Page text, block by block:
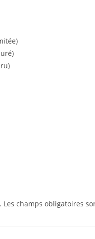
Les champs obligatoires